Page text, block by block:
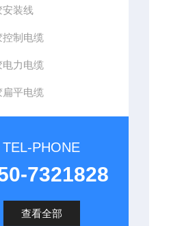
安装线
控制电缆
电力电缆
扁平电缆
TEL-PHONE
7321828
查看全部